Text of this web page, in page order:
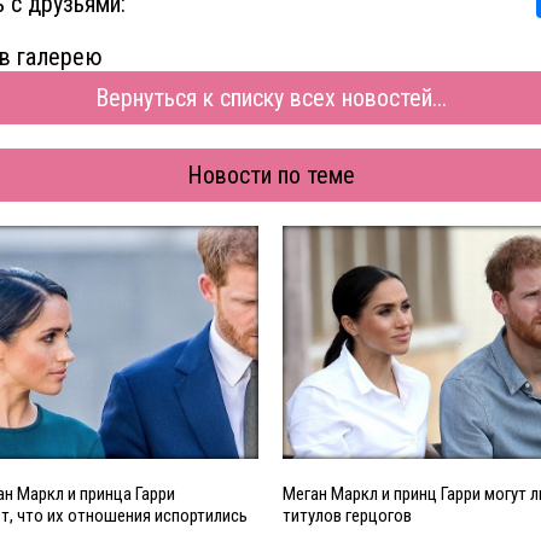
галерею
Вернуться к списку всех новостей...
Новости по теме
Маркл и принца Гарри
что их отношения испортились
Меган Маркл и принц Гарри могут
титулов герцогов